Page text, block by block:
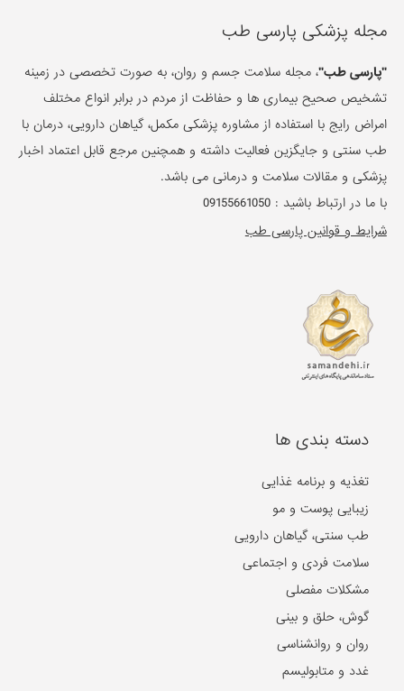
مجله پزشکی پارسی طب
"پارسی طب"، مجله سلامت جسم و روان، به صورت تخصصی در زمینه
تشخیص صحیح بیماری ها و حفاظت از مردم در برابر انواع مختلف
امراض رایج با استفاده از مشاوره پزشکی مکمل، گیاهان دارویی، درمان با
طب سنتی و جایگزین فعالیت داشته و همچنین مرجع قابل اعتماد اخبار
پزشکی و مقالات سلامت و درمانی می باشد.
با ما در ارتباط باشید :09155661050
شرایط و قوانین پارسی طب
دسته بندی ها
تغذیه و برنامه غذایی
زیبایی پوست و مو
طب سنتی، گیاهان دارویی
سلامت فردی و اجتماعی
مشکلات مفصلی
گوش، حلق و بینی
روان و روانشناسی
غدد و متابولیسم